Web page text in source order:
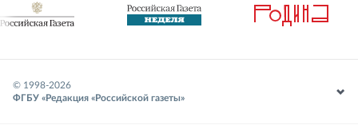
© 1998-2026
ФГБУ «Редакция «Российской газеты»